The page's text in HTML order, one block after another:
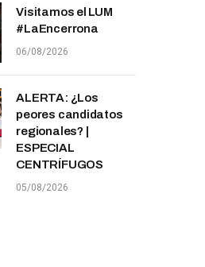
Visitamos el LUM
#LaEncerrona
06/08/2026
ALERTA: ¿Los
peores candidatos
regionales? |
ESPECIAL
CENTRÍFUGOS
05/08/2026